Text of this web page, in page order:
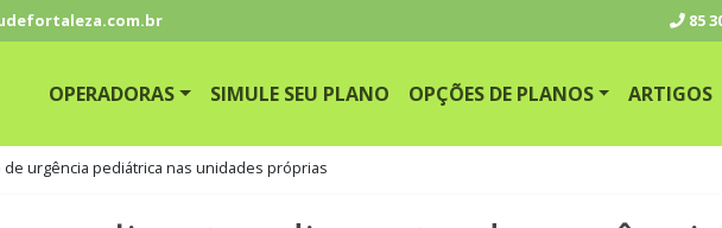
85
OPERADORAS SIMULE SEU PLANO OPÇÕES DE PLANOS ARTIGOS
urgência pediátrica nas unidades próprias